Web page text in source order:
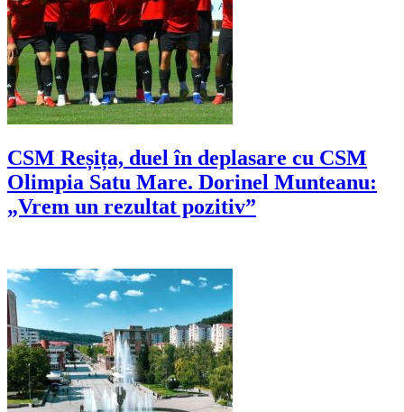
CSM Reșița, duel în deplasare cu CSM
Olimpia Satu Mare. Dorinel Munteanu:
„Vrem un rezultat pozitiv”